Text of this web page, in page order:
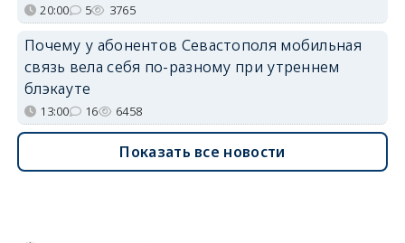
20:00 5 3765
Почему у абонентов Севастополя мобильная
связь вела себя по-разному при утреннем
блэкауте
13:00 16 6458
Показать все новости